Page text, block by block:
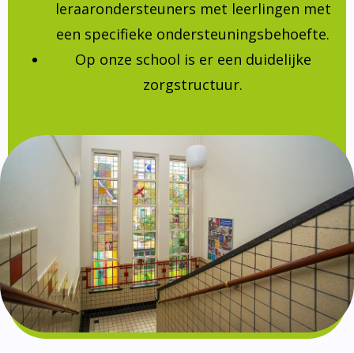
leraarondersteuners met leerlingen met
een specifieke ondersteuningsbehoefte.
Op onze school is er een duidelijke
zorgstructuur.